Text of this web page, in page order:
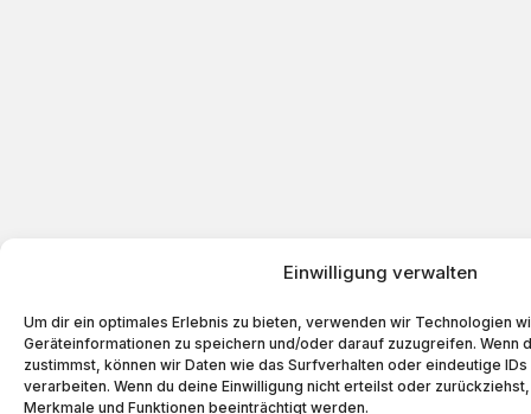
Einwilligung verwalten
Um dir ein optimales Erlebnis zu bieten, verwenden wir Technologien
Geräteinformationen zu speichern und/oder darauf zuzugreifen. Wenn
zustimmst, können wir Daten wie das Surfverhalten oder eindeutige
verarbeiten. Wenn du deine Einwilligung nicht erteilst oder
Merkmale und Funktionen beeinträchtigt werden.